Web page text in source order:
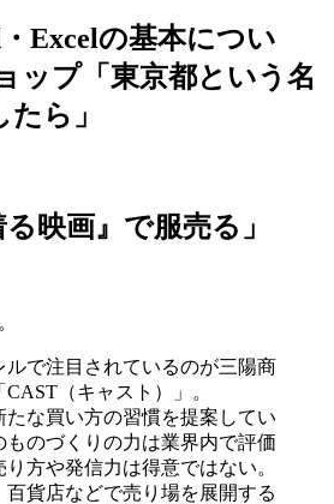
Excelの基本につい
ップ「東京都という名
ら」
映画』で服売る」
ルで注目されているのが三陽商
（キャスト）」。
たな買い方の習慣を提案してい
ものづくりの力は業界内で評価
方や発信力は得意ではない。
百貨店などで売り場を展開する